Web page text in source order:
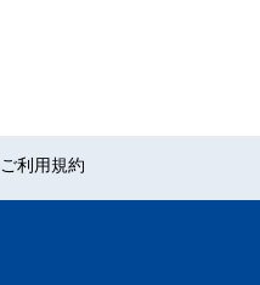
ご利用規約